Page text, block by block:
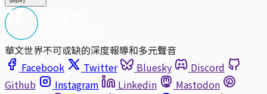
華文世界不可或缺的深度報導和多元聲音
Facebook
Twitter Bluesky
Discord
Github
Instagram Linkedin
Mastodon